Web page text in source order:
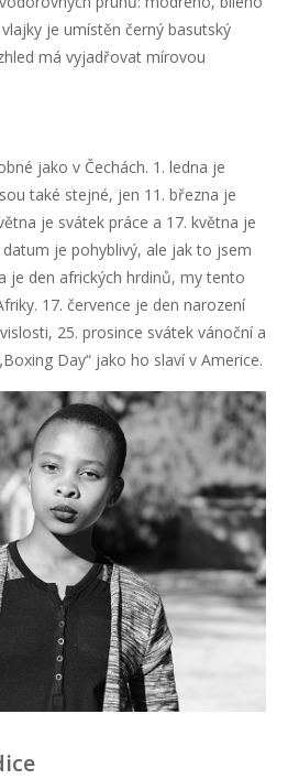
je umístěn černý basutský
má vyjadřovat mírovou
jako v Čechách. 1. ledna je
také stejné, jen 11. března je
je svátek práce a 17. května je
je pohyblivý, ale jak to jsem
je den afrických hrdinů, my tento
17. července je den narození
25. prosince svátek vánoční a
Day“ jako ho slaví v Americe.